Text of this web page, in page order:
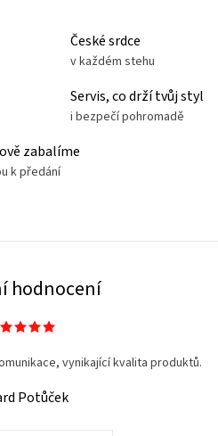
České srdce
v každém stehu
Servis, co drží tvůj styl
i bezpečí pohromadě
zabalíme
k předání
hodnocení
vynikající kvalita produktů.
Potůček